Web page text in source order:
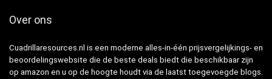
Over ons
Cuadrillaresources.nl is een moderne alles-in-één prijsvergelijkings- en
beoordelingswebsite die de beste deals biedt die beschikbaar zijn
op amazon en u op de hoogte houdt via de laatst toegevoegde blogs.